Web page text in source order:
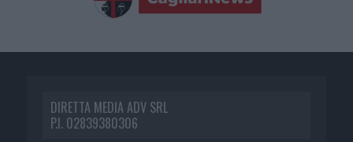
DIRETTA MEDIA ADV SRL
P.I. 02839380306